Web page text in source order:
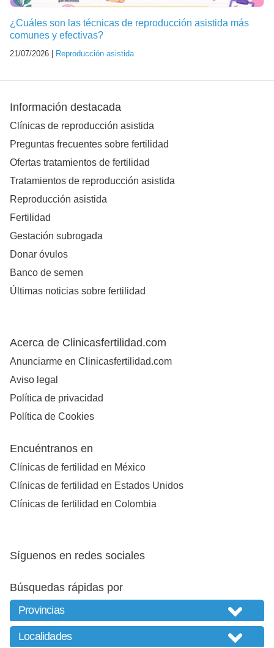
¿Cuáles son las técnicas de reproducción asistida más
comunes y efectivas?
21/07/2026 | Reproducción asistida
Información destacada
Clínicas de reproducción asistida
Preguntas frecuentes sobre fertilidad
Ofertas tratamientos de fertilidad
Tratamientos de reproducción asistida
Reproducción asistida
Fertilidad
Gestación subrogada
Donar óvulos
Banco de semen
Últimas noticias sobre fertilidad
Acerca de Clinicasfertilidad.com
Anunciarme en Clinicasfertilidad.com
Aviso legal
Política de privacidad
Política de Cookies
Encuéntranos en
Clínicas de fertilidad en México
Clínicas de fertilidad en Estados Unidos
Clínicas de fertilidad en Colombia
Síguenos en redes sociales
Búsquedas rápidas por